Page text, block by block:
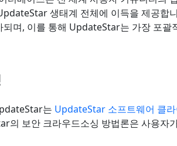
생태계 전체에 이득을 제공합
며, 이를 통해 UpdateStar는 가장 포
는 UpdateStar 소프트웨어 클
의 보안 크라우드소싱 방법론은 사용자